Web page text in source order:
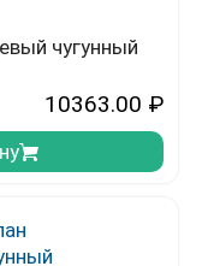
чугунный
10363.00 ₽